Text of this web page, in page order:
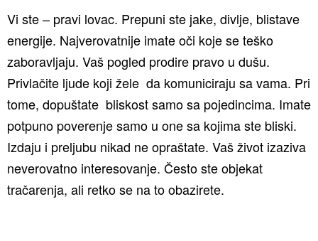
Vi ste – pravi lovac. Prepuni ste jake, divlje, blistave
energije. Najverovatnije imate oči koje se teško
zaboravljaju. Vaš pogled prodire pravo u dušu.
Privlačite ljude koji žele da komuniciraju sa vama. Pri
tome, dopuštate bliskost samo sa pojedincima. Imate
potpuno poverenje samo u one sa kojima ste bliski.
Izdaju i preljubu nikad ne opraštate. Vaš život izaziva
neverovatno interesovanje. Često ste objekat
tračarenja, ali retko se na to obazirete.